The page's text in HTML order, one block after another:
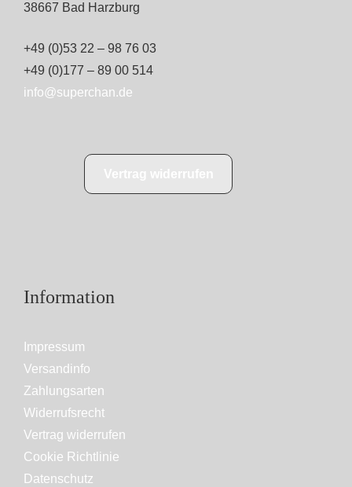
38667 Bad Harzburg
+49 (0)53 22 – 98 76 03
+49 (0)177 – 89 00 514
info@superchan.de
Information
Impressum
Versandinfo
Zahlungsarten
Widerrufsrecht
Vertrag widerrufen
Cookie Richtlinie
Datenschutz